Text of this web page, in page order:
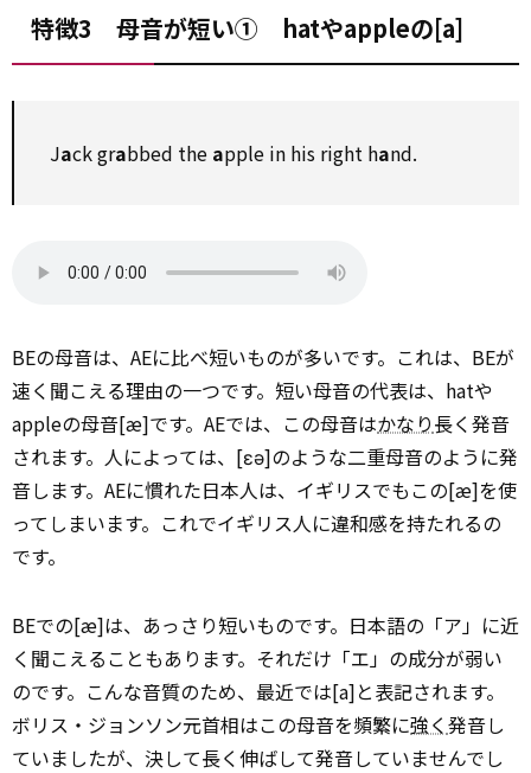
特徴3 母音が短い① hatやappleの[a]
Jack grabbed the apple in his right hand.
BEの母音は、AEに比べ短いものが多いです。これは、BEが
速く聞こえる理由の一つです。短い母音の代表は、hatや
appleの母音[æ]です。AEでは、この母音はかなり長く発音
されます。人によっては、[ɛə]のような二重母音のように発
音します。AEに慣れた日本人は、イギリスでもこの[æ]を使
ってしまいます。これでイギリス人に違和感を持たれるの
です。
BEでの[æ]は、あっさり短いものです。日本語の「ア」に近
く聞こえることもあります。それだけ「エ」の成分が弱い
のです。こんな音質のため、最近では[a]と表記されます。
ボリス・ジョンソン元首相はこの母音を頻繁に強く発音し
ていましたが、決して長く伸ばして発音していませんでし